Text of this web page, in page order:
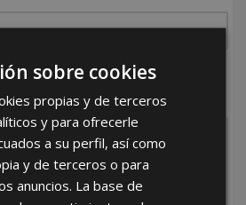
es la empresa?
Portugal Otros
sobre cookies
propias y de terceros
y para ofrecerle
a su perfil, así como
y de terceros o para
anuncios. La base de